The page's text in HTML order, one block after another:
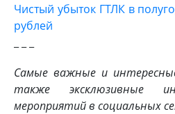
Чистый убыток ГТЛК в
рублей
Самые важные и
также эксклюзивные
мероприятий в социальных